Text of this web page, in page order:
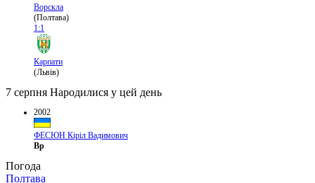
Ворскла
(Полтава)
1:1
Карпати
(Львів)
7 серпня Народилися у цей день
2002
ФЕСЮН Кіріл Вадимович
Вр
Погода
Полтава